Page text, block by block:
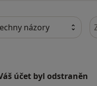
účet byl odstraněn